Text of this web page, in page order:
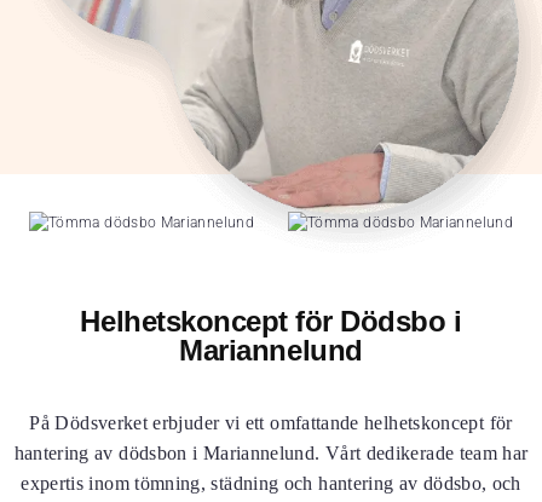
Helhetskoncept för Dödsbo i
Mariannelund
På Dödsverket erbjuder vi ett omfattande helhetskoncept för
hantering av dödsbon i Mariannelund. Vårt dedikerade team har
expertis inom tömning, städning och hantering av dödsbo, och